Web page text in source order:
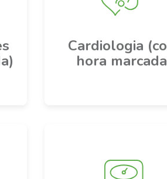
Cardiologia
hora